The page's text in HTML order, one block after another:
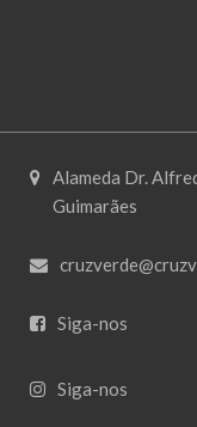
Alameda Dr.
Guimarães
Siga-nos
Siga-nos